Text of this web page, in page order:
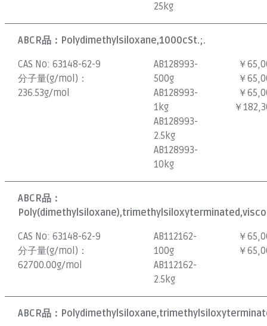
25kg
ABCR品： Polydimethylsiloxane,1000cSt.;.
CAS No:63148-62-9
分子量(g/mol)：
236.53g/mol
AB128993-
500g
AB128993-
1kg
AB128993-
2.5kg
AB128993-
10kg
￥
￥
￥
￥
ABCR品：
CAS No:63148-62-9
分子量(g/mol)：
62700.00g/mol
AB112162-
100g
AB112162-
2.5kg
￥
￥
ABCR品：